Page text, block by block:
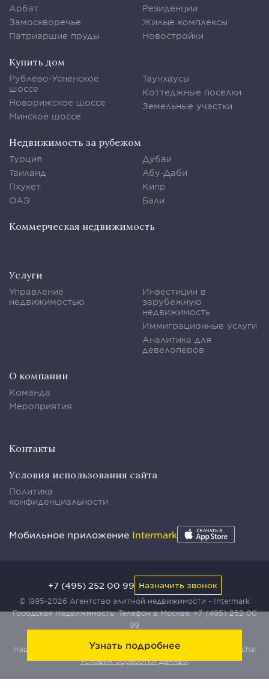
Узнать подробнее
Арбат
Замоскворечье
Патриаршие пруды
Резиденции
Жилые комплексы
Новостройки
Купить дом
Рублево-Успенское
шоссе
Новорижское шоссе
Минское шоссе
Таунхаусы
Коттеджные поселки
Земельные участки
Недвижимость за рубежом
Турция
Таиланд
Пхукет
ОАЭ
Дубаи
Абу-Даби
Кипр
Бали
Коммерческая недвижимость
Услуги
Управление
недвижимостью
Инвестиции в
зарубежную
недвижимость
Иммиграционные услуги
Аналитика для
девелоперов
О компании
Команда
Мероприятия
Контакты
Условия использования сайта
Политика
конфиденциальности
Мобильное приложение Intermark
© 1995-2026 Агентство элитной недвижимости - Intermark
Городская Недвижимость. Телефон в Москве:+7 (495) 252 00
99
Наш сайт защищен с помощью сервиса Yandex SmartCaptcha:
Условия обработки данных.
+7 (495) 252 00 99 Назначить звонок